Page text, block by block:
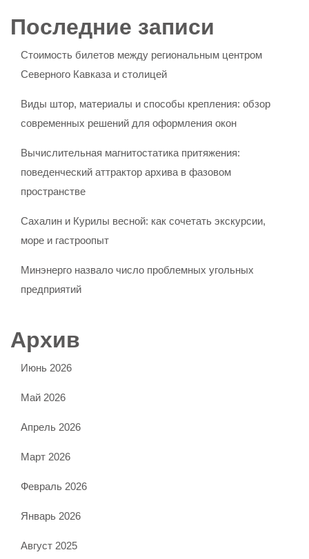
Последние записи
Стоимость билетов между региональным центром
Северного Кавказа и столицей
Виды штор, материалы и способы крепления: обзор
современных решений для оформления окон
Вычислительная магнитостатика притяжения:
поведенческий аттрактор архива в фазовом
пространстве
Сахалин и Курилы весной: как сочетать экскурсии,
море и гастроопыт
Минэнерго назвало число проблемных угольных
предприятий
Архив
Июнь 2026
Май 2026
Апрель 2026
Март 2026
Февраль 2026
Январь 2026
Август 2025